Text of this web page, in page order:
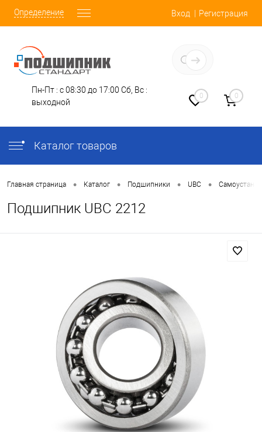
Определение Вход Регистрация
Пн-Пт : с 08:30 до 17:00 Сб, Вс :
выходной
0 0
Каталог товаров
Главная страница • Каталог • Подшипники • UBC •
Подшипник UBC 2212